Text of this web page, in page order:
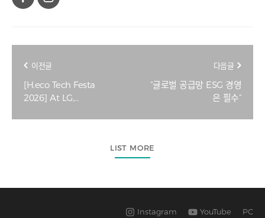
이전글
[H.eco Tech Festa
2026] At LG,
다음글
“글로벌 공급망 ESG 경영
은 필수”
LIST MORE
Instagram YouTube PC